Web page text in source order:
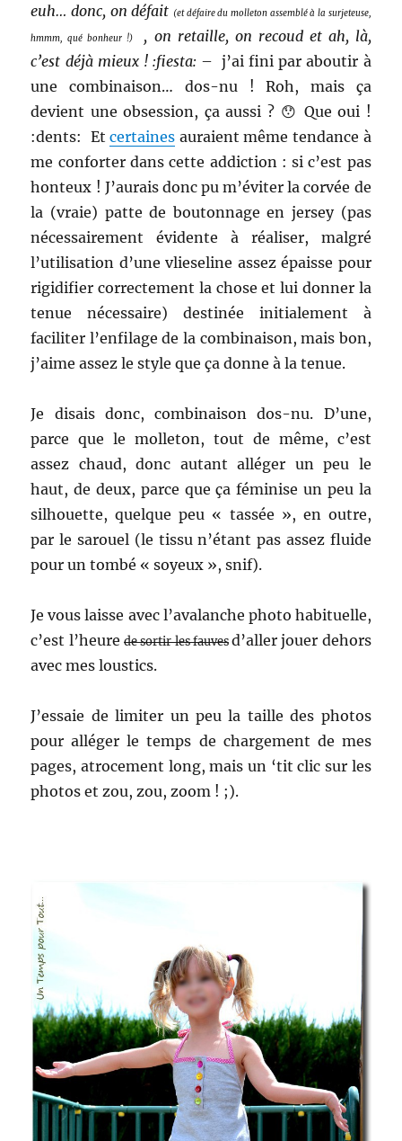
euh… donc, on défait (et défaire du molleton assemblé à la surjeteuse,
hmmm, qué bonheur !)
, on retaille, on recoud et ah, là,
c’est déjà mieux ! :fiesta: – j’ai fini par aboutir à
une combinaison… dos-nu ! Roh, mais ça
devient une obsession, ça aussi ? 😯 Que oui !
:dents: Etcertaines auraient même tendance à
me conforter dans cette addiction : si c’est pas
honteux ! J’aurais donc pu m’éviter la corvée de
la (vraie) patte de boutonnage en jersey (pas
nécessairement évidente à réaliser, malgré
l’utilisation d’une vlieseline assez épaisse pour
rigidifier correctement la chose et lui donner la
tenue nécessaire) destinée initialement à
faciliter l’enfilage de la combinaison, mais bon,
j’aime assez le style que ça donne à la tenue.
Je disais donc, combinaison dos-nu. D’une,
parce que le molleton, tout de même, c’est
assez chaud, donc autant alléger un peu le
haut, de deux, parce que ça féminise un peu la
silhouette, quelque peu « tassée », en outre,
par le sarouel (le tissu n’étant pas assez fluide
pour un tombé « soyeux », snif).
Je vous laisse avec l’avalanche photo habituelle,
c’est l’heure de sortir les fauves d’aller jouer dehors
avec mes loustics.
J’essaie de limiter un peu la taille des photos
pour alléger le temps de chargement de mes
pages, atrocement long, mais un ‘tit clic sur les
photos et zou, zou, zoom ! ;).